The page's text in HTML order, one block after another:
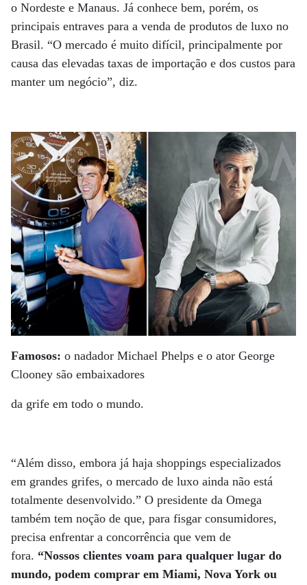
o Nordeste e Manaus. Já conhece bem, porém, os
principais entraves para a venda de produtos de luxo no
Brasil. “O mercado é muito difícil, principalmente por
causa das elevadas taxas de importação e dos custos para
manter um negócio”, diz.
Famosos: o nadador Michael Phelps e o ator George
Clooney são embaixadores
da grife em todo o mundo.
“Além disso, embora já haja shoppings especializados
em grandes grifes, o mercado de luxo ainda não está
totalmente desenvolvido.” O presidente da Omega
também tem noção de que, para fisgar consumidores,
precisa enfrentar a concorrência que vem de
fora. “Nossos clientes voam para qualquer lugar do
mundo, podem comprar em Miami, Nova York ou